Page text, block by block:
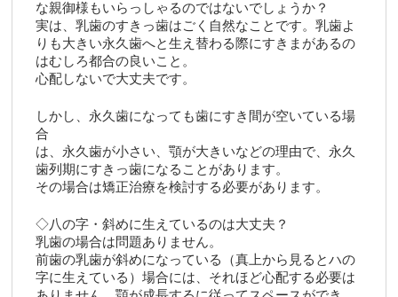
な親御様もいらっしゃるのではないでしょうか？
実は、乳歯のすきっ歯はごく自然なことです。乳歯よ
りも大きい永久歯へと生え替わる際にすきまがあるの
はむしろ都合の良いこと。
心配しないで大丈夫です。
しかし、永久歯になっても歯にすき間が空いている場
合
は、永久歯が小さい、顎が大きいなどの理由で、永久
歯列期にすきっ歯になることがあります。
その場合は矯正治療を検討する必要があります。
◇八の字・斜めに生えているのは大丈夫？
乳歯の場合は問題ありません。
前歯の乳歯が斜めになっている（真上から見るとハの
字に生えている）場合には、それほど心配する必要は